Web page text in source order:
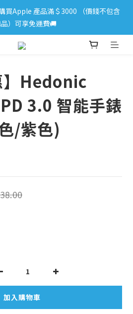
系列新登場！立即訂購
買Apple 產品滿＄3000 （價錢不包含
）可享免運費🚚
系列新登場！立即訂購
】Hedonic
3.0 智能手錶
/紫色)
加入購物車